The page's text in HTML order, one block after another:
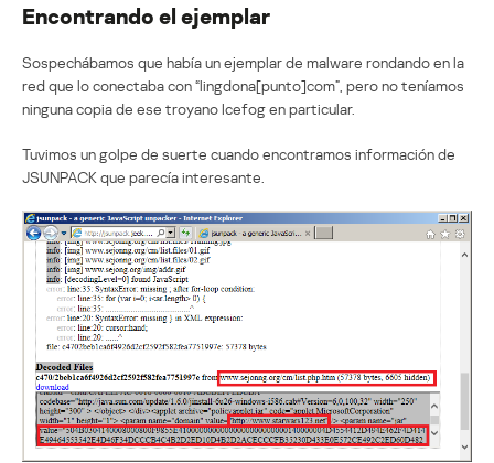
Encontrando el ejemplar
Sospechábamos que había un ejemplar de malware rondando en la
red que lo conectaba con “lingdona[punto]com”, pero no teníamos
ninguna copia de ese troyano Icefog en particular.
Tuvimos un golpe de suerte cuando encontramos información de
JSUNPACK que parecía interesante.